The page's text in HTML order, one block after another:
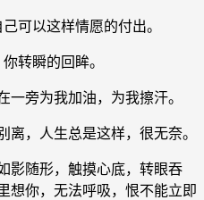
可以这样情愿的付出。
转瞬的回眸。
一旁为我加油，为我擦汗。
离，人生总是这样，很无奈。
影随形，触摸心底，转眼吞
想你，无法呼吸，恨不能立即